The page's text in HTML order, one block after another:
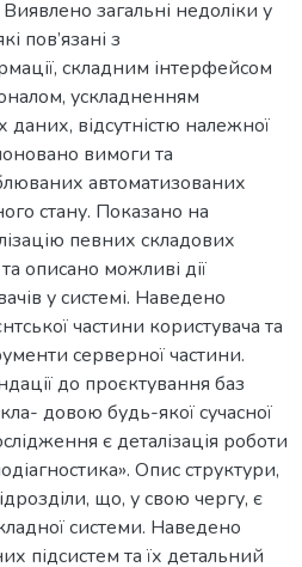
загальні недоліки у
пов’язані з
складним інтерфейсом
ускладненням
даних, відсутністю належної
вимоги та
автоматизованих
стану. Показано на
певних складових
описано можливі дії
у системі. Наведено
частини користувача та
серверної частини.
до проєктування баз
довою будь-якої сучасної
є деталізація роботи
Опис структури,
що, у свою чергу, є
системи. Наведено
підсистем та їх детальний